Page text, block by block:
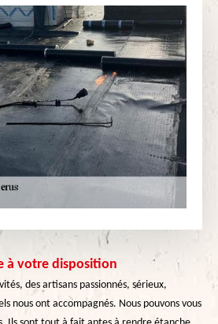
à votre disposition
des artisans passionnés, sérieux,
nous ont accompagnés. Nous pouvons vous